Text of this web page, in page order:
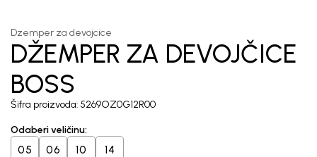
Dzemper za devojcice
DŽEMPER ZA DEVOJČICE
BOSS
Šifra proizvoda: 5269OZ0G12R00
Odaberi veličinu:
05 06 10 14